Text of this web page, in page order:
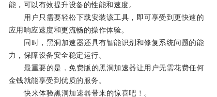
能，可以有效提升设备的性能和速度。
用户只需要轻松下载安装该工具，即可享受到更快速的
应用响应速度和更流畅的操作体验。
同时，黑洞加速器还具有智能识别和修复系统问题的能
力，保障设备安全稳定运行。
最重要的是，免费版的黑洞加速器让用户无需花费任何
金钱就能享受到优质的服务。
快来体验黑洞加速器带来的惊喜吧！。